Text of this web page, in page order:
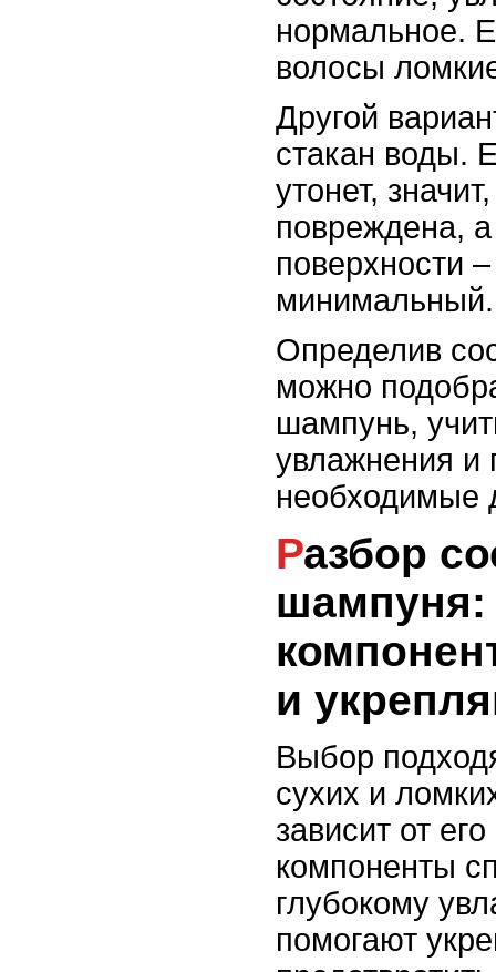
нормальное.
волосы
Другой
стакан воды.
утонет,
повреждена,
поверхности
минимальный.
Определив
можно
шампунь,
увлажнения и
необходимые
Разбор состава
шампуня:
и
Выбор
сухих и
зависит от
компоненты
глубокому
помогают